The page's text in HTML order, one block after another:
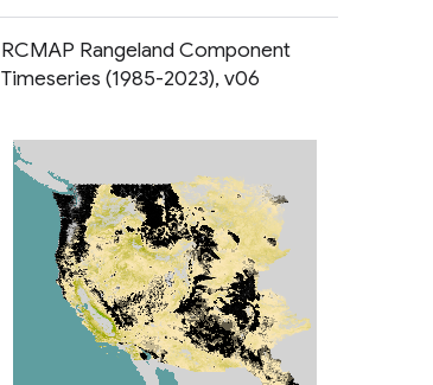
RCMAP Rangeland Component
Timeseries (1985-2023), v06